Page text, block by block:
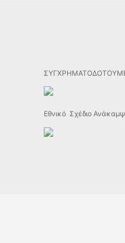
Εθνικό Σχέδιο